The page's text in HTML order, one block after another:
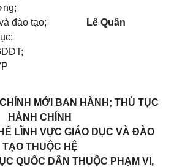
đào tạo;
Lê Quân
MỚI BAN HÀNH; THỦ TỤC
HÀNH CHÍNH
LĨNH VỰC GIÁO DỤC VÀ ĐÀO
TẠO THUỘC HỆ
QUỐC DÂN THUỘC PHẠM VI,